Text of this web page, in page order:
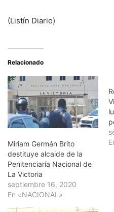
(Listín Diario)
Relacionado
Miriam Germán Brito
destituye alcaide de la
Penitenciaría Nacional de
La Victoria
septiembre 16, 2020
En «NACIONAL»